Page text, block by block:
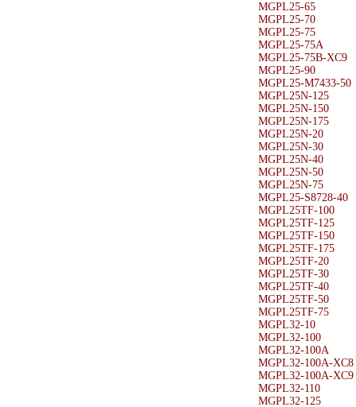
MGPL25-65
MGPL25-70
MGPL25-75
MGPL25-75A
MGPL25-75B-XC9
MGPL25-90
MGPL25-M7433-50
MGPL25N-125
MGPL25N-150
MGPL25N-175
MGPL25N-20
MGPL25N-30
MGPL25N-40
MGPL25N-50
MGPL25N-75
MGPL25-S8728-40
MGPL25TF-100
MGPL25TF-125
MGPL25TF-150
MGPL25TF-175
MGPL25TF-20
MGPL25TF-30
MGPL25TF-40
MGPL25TF-50
MGPL25TF-75
MGPL32-10
MGPL32-100
MGPL32-100A
MGPL32-100A-XC8
MGPL32-100A-XC9
MGPL32-110
MGPL32-125